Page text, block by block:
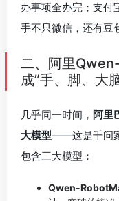
办事项全办完；支付
手不只微信，还有豆
二、阿里
成”手、脚、大
几乎同一时间， 阿里
大模型——这是千问
包含三大模型：
Qwen-